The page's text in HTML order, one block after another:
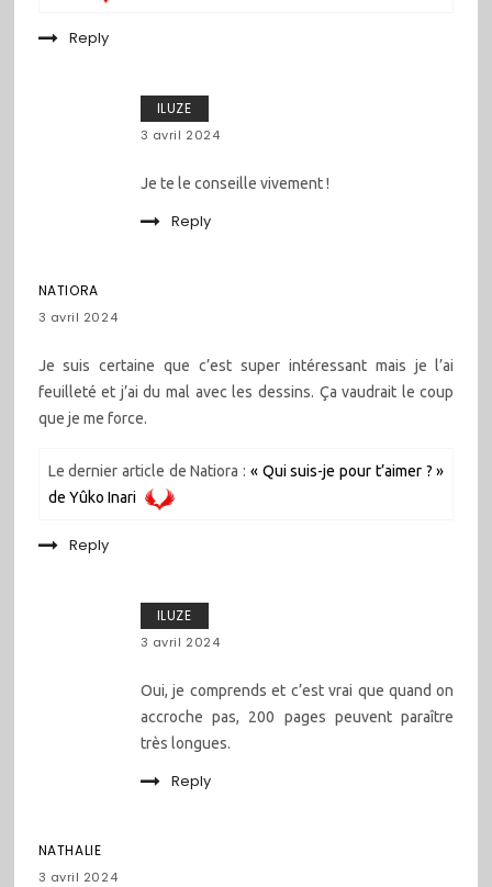
Reply
ILUZE
3 avril 2024
Je te le conseille vivement !
Reply
NATIORA
3 avril 2024
Je suis certaine que c’est super intéressant mais je l’ai
feuilleté et j’ai du mal avec les dessins. Ça vaudrait le coup
que je me force.
Le dernier article de Natiora : « Qui suis-je pour t’aimer ? »
de Yûko Inari
Reply
ILUZE
3 avril 2024
Oui, je comprends et c’est vrai que quand on
accroche pas, 200 pages peuvent paraître
très longues.
Reply
NATHALIE
3 avril 2024